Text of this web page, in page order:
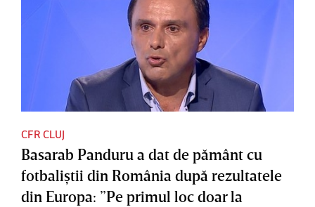
CFR CLUJ
Basarab Panduru a dat de pământ cu
fotbaliştii din România după rezultatele
din Europa: ”Pe primul loc doar la